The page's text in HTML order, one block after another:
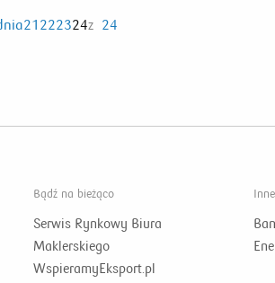
21 222324z 24
Bądź na bieżąco
Serwis Rynkowy Biura
Maklerskiego
WspieramyEksport.pl
Inne